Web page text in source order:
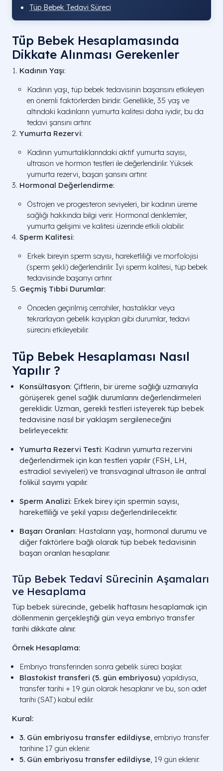
Tüp Bebek Tedavi Süreci
Tüp Bebek Hesaplamasında
Dikkate Alınması Gerekenler
Kadının Yaşı:
Kadının yaşı, tüp bebek tedavisinin başarısını etkileyen
en önemli faktörlerden biridir. Genellikle, 35 yaş ve
altındaki kadınların yumurta kalitesi daha iyidir, bu da
tedavi şansını artırır.
Yumurta Rezervi:
Kadının yumurtalıklarındaki aktif yumurta sayısı,
ultrason ve hormon testleri ile değerlendirilir. Yüksek
yumurta rezervi, başarı şansını artırır.
Hormonal Değerlendirme:
Östrojen ve progesteron seviyeleri, bir kadının üreme
sağlığı hakkında bilgi verir. Hormonal denklemler,
yumurta gelişimi ve kalitesi üzerinde etkili olabilir.
Sperm Kalitesi:
Erkek bireyin sperm sayısı, hareketliliği ve morfolojisi
(sperm şekli) değerlendirilir. İyi sperm kalitesi, tüp bebek
tedavisinde başarıyı artırır.
Geçmiş Tıbbi Durumlar:
Önceden geçirilmiş cerrahiler, hastalıklar veya
tekrarlayan gebelik kayıpları gibi durumlar, tedavi
sürecini etkileyebilir.
Tüp Bebek Hesaplaması Nasıl
Yapılır ?
Konsültasyon: Çiftlerin, bir üreme sağlığı uzmanıyla
görüşerek genel sağlık durumlarını değerlendirmeleri
gereklidir. Uzman, gerekli testleri isteyerek tüp bebek
tedavisine nasıl bir yaklaşım sergileneceğini
belirleyecektir.
Yumurta Rezervi Testi: Kadının yumurta rezervini
değerlendirmek için kan testleri yapılır (FSH, LH,
estradiol seviyeleri) ve transvaginal ultrason ile antral
folikül sayımı yapılır.
Sperm Analizi: Erkek birey için spermin sayısı,
hareketliliği ve şekil yapısı değerlendirilecektir.
Başarı Oranları: Hastaların yaşı, hormonal durumu ve
diğer faktörlere bağlı olarak tüp bebek tedavisinin
başarı oranları hesaplanır.
Tüp Bebek Tedavi Sürecinin Aşamaları
ve Hesaplama
Tüp bebek sürecinde, gebelik haftasını hesaplamak için
döllenmenin gerçekleştiği gün veya embriyo transfer
tarihi dikkate alınır.
Örnek Hesaplama:
Embriyo transferinden sonra gebelik süreci başlar.
Blastokist transferi (5. gün embriyosu) yapıldıysa,
transfer tarihi + 19 gün olarak hesaplanır ve bu, son adet
tarihi (SAT) kabul edilir.
Kural:
3. Gün embriyosu transfer edildiyse, embriyo transfer
tarihine 17 gün eklenir.
5. Gün embriyosu transfer edildiyse, 19 gün eklenir.